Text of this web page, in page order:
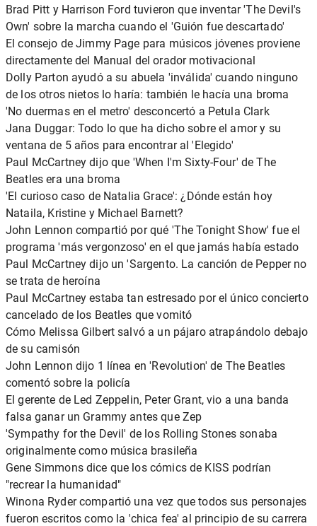
Brad Pitt y Harrison Ford tuvieron que inventar 'The Devil's
Own' sobre la marcha cuando el 'Guión fue descartado'
El consejo de Jimmy Page para músicos jóvenes proviene
directamente del Manual del orador motivacional
Dolly Parton ayudó a su abuela 'inválida' cuando ninguno
de los otros nietos lo haría: también le hacía una broma
'No duermas en el metro' desconcertó a Petula Clark
Jana Duggar: Todo lo que ha dicho sobre el amor y su
ventana de 5 años para encontrar al 'Elegido'
Paul McCartney dijo que 'When I'm Sixty-Four' de The
Beatles era una broma
'El curioso caso de Natalia Grace': ¿Dónde están hoy
Nataila, Kristine y Michael Barnett?
John Lennon compartió por qué 'The Tonight Show' fue el
programa 'más vergonzoso' en el que jamás había estado
Paul McCartney dijo un 'Sargento. La canción de Pepper no
se trata de heroína
Paul McCartney estaba tan estresado por el único concierto
cancelado de los Beatles que vomitó
Cómo Melissa Gilbert salvó a un pájaro atrapándolo debajo
de su camisón
John Lennon dijo 1 línea en 'Revolution' de The Beatles
comentó sobre la policía
El gerente de Led Zeppelin, Peter Grant, vio a una banda
falsa ganar un Grammy antes que Zep
'Sympathy for the Devil' de los Rolling Stones sonaba
originalmente como música brasileña
Gene Simmons dice que los cómics de KISS podrían
"recrear la humanidad"
Winona Ryder compartió una vez que todos sus personajes
fueron escritos como la 'chica fea' al principio de su carrera